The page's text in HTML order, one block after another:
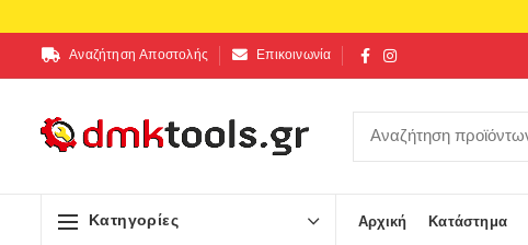
Αναζήτηση Αποστολής Επικοινωνία
Κατηγορίες Αρχική Κατάστημα